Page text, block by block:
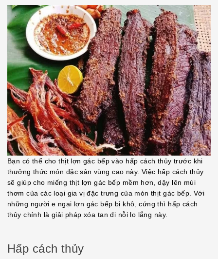
Bạn có thể cho thịt lợn gác bếp vào hấp cách thủy trước khi
thưởng thức món đặc sản vùng cao này. Việc hấp cách thủy
sẽ giúp cho miếng thịt lợn gác bếp mềm hơn, dậy lên mùi
thơm của các loại gia vị đặc trưng của món thịt gác bếp. Với
những người e ngại lợn gác bếp bị khô, cứng thì hấp cách
thủy chính là giải pháp xóa tan đi nỗi lo lắng này.
Hấp cách thủy